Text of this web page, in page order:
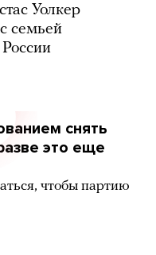
Уолкер
семьей
снять
это еще
чтобы партию